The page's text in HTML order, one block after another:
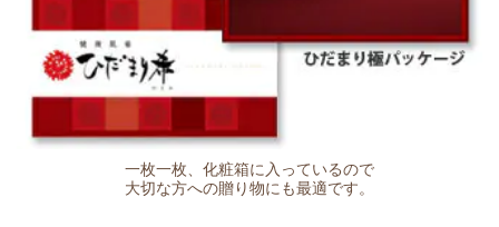
一枚一枚、化粧箱に入っているので
大切な方への贈り物にも最適です。